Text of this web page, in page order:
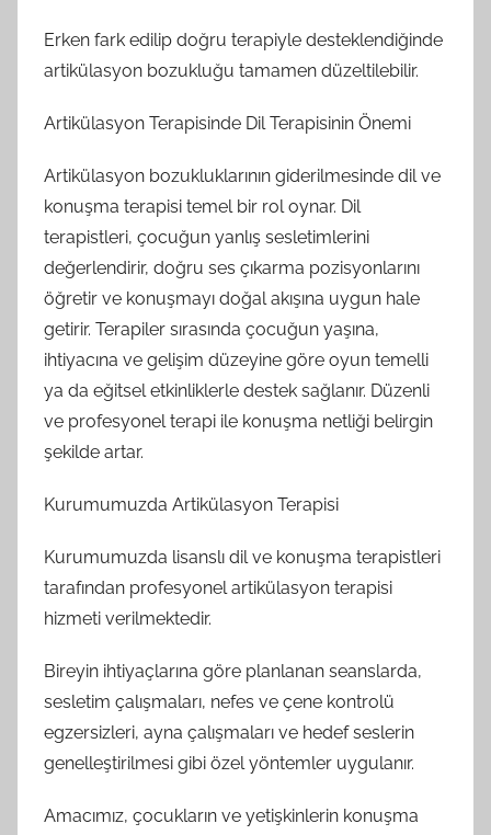
Erken fark edilip doğru terapiyle desteklendiğinde
artikülasyon bozukluğu tamamen düzeltilebilir.
Artikülasyon Terapisinde Dil Terapisinin Önemi
Artikülasyon bozukluklarının giderilmesinde dil ve
konuşma terapisi temel bir rol oynar. Dil
terapistleri, çocuğun yanlış sesletimlerini
değerlendirir, doğru ses çıkarma pozisyonlarını
öğretir ve konuşmayı doğal akışına uygun hale
getirir. Terapiler sırasında çocuğun yaşına,
ihtiyacına ve gelişim düzeyine göre oyun temelli
ya da eğitsel etkinliklerle destek sağlanır. Düzenli
ve profesyonel terapi ile konuşma netliği belirgin
şekilde artar.
Kurumumuzda Artikülasyon Terapisi
Kurumumuzda lisanslı dil ve konuşma terapistleri
tarafından profesyonel artikülasyon terapisi
hizmeti verilmektedir.
Bireyin ihtiyaçlarına göre planlanan seanslarda,
sesletim çalışmaları, nefes ve çene kontrolü
egzersizleri, ayna çalışmaları ve hedef seslerin
genelleştirilmesi gibi özel yöntemler uygulanır.
Amacımız, çocukların ve yetişkinlerin konuşma